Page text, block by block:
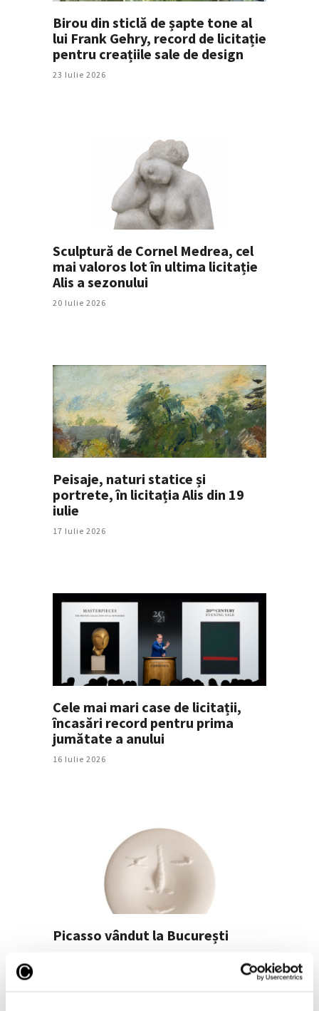
Birou din sticlă de șapte tone al
lui Frank Gehry, record de licitație
pentru creațiile sale de design
23 Iulie 2026
Sculptură de Cornel Medrea, cel
mai valoros lot în ultima licitație
Alis a sezonului
20 Iulie 2026
Peisaje, naturi statice și
portrete, în licitația Alis din 19
iulie
17 Iulie 2026
Cele mai mari case de licitații,
încasări record pentru prima
jumătate a anului
16 Iulie 2026
Picasso vândut la București